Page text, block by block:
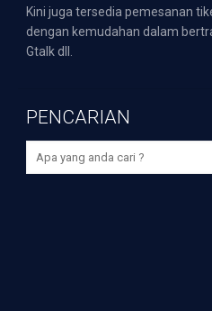
Kini juga tersedia pemesanan
dengan kemudahan dalam
Gtalk dll.
PENCARIAN